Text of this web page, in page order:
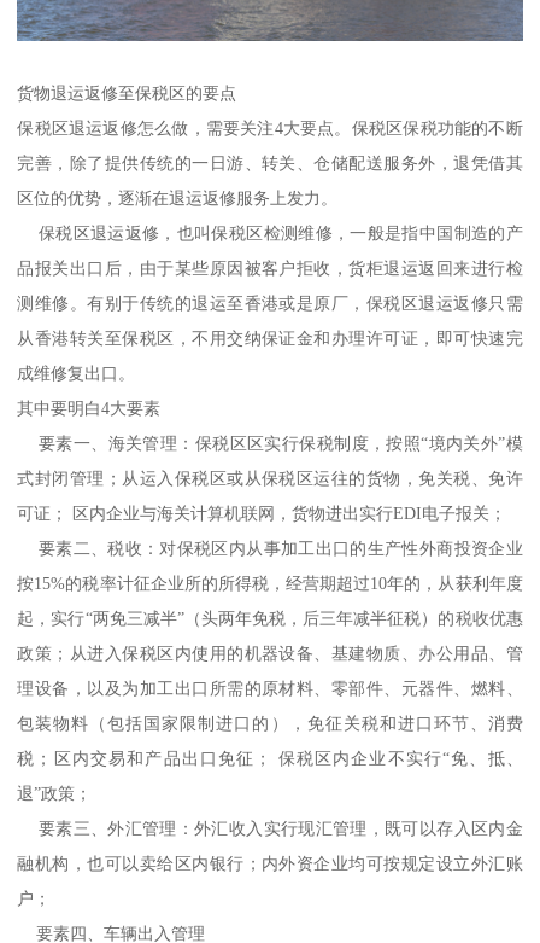
货物退运返修至保税区的要点
保税区退运返修怎么做，需要关注4大要点。保税区保税功能的不断
完善，除了提供传统的一日游、转关、仓储配送服务外，退凭借其
区位的优势，逐渐在退运返修服务上发力。
保税区退运返修，也叫保税区检测维修，一般是指中国制造的产
品报关出口后，由于某些原因被客户拒收，货柜退运返回来进行检
测维修。有别于传统的退运至香港或是原厂，保税区退运返修只需
从香港转关至保税区，不用交纳保证金和办理许可证，即可快速完
成维修复出口。
其中要明白4大要素
要素一、海关管理：保税区区实行保税制度，按照“境内关外”模
式封闭管理；从运入保税区或从保税区运往的货物，免关税、免许
可证； 区内企业与海关计算机联网，货物进出实行EDI电子报关；
要素二、税收：对保税区内从事加工出口的生产性外商投资企业
按15%的税率计征企业所的所得税，经营期超过10年的，从获利年度
起，实行“两免三减半”（头两年免税，后三年减半征税）的税收优惠
政策；从进入保税区内使用的机器设备、基建物质、办公用品、管
理设备，以及为加工出口所需的原材料、零部件、元器件、燃料、
包装物料（包括国家限制进口的），免征关税和进口环节、消费
税；区内交易和产品出口免征； 保税区内企业不实行“免、抵、
退”政策；
要素三、外汇管理：外汇收入实行现汇管理，既可以存入区内金
融机构，也可以卖给区内银行；内外资企业均可按规定设立外汇账
户；
要素四、车辆出入管理